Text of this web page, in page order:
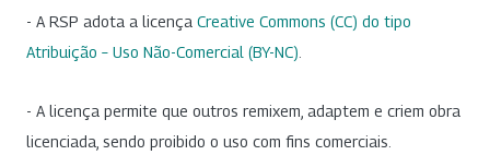
- A RSP adota a licença Creative Commons (CC) do tipo
Atribuição – Uso Não-Comercial (BY-NC)
- A licença permite que outros remixem, adaptem e criem obra
licenciada, sendo proibido o uso com fins comerciais.